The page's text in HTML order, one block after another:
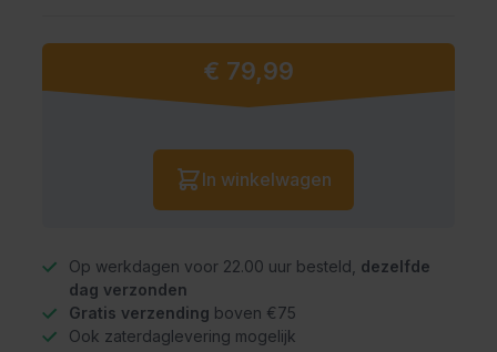
Vanaf:
€ 79,99
Aantal
In winkelwagen
Op werkdagen voor 22.00 uur besteld, dezelfde
dag verzonden
Gratis verzending boven €75
Ook zaterdaglevering mogelijk